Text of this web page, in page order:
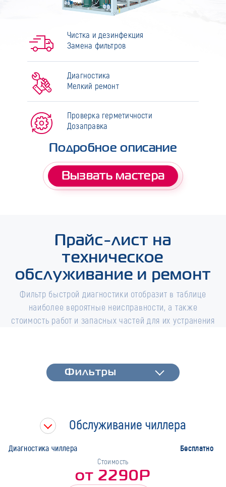
Чистка и дезинфекция
Замена фильтров
Диагностика
Мелкий ремонт
Проверка герметичности
Дозаправка
Подробное описание
Вызвать мастера
Прайс-лист на
техническое
обслуживание и ремонт
Фильтр быстрой диагностики отобразит в таблице
наиболее вероятные неисправности, а также
стоимость работ и запасных частей для их устранения
Фильтры
Марка
Фильтры
Обслуживание чиллера
Диагностика чиллера Бесплатно
Стоимость
от 2290Р